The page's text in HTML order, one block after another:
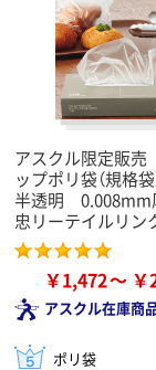
アスクル限定販
ップポリ袋（規格
半透明
忠リーテイルリン
￥1,472 ￥
アスクル在庫商
ポリ袋